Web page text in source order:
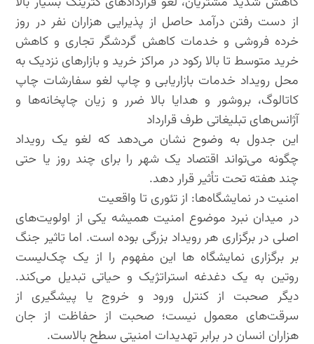
از دست رفتن درآمد حاصل از پذیرایی هزاران نفر در روز
خرده فروشی و خدمات کاهش گردشگر تجاری و کاهش
خرید متوسط تا بالا رکود در مراکز خرید و بازارهای نزدیک به
محل رویداد خدمات بازاریابی و چاپ لغو سفارشات چاپ
کاتالوگ، بروشور و هدایا بالا ضرر و زیان چاپخانه‌ها و
آژانس‌های تبلیغاتی طرف قرارداد
این جدول به وضوح نشان می‌دهد که لغو یک رویداد
چگونه می‌تواند اقتصاد یک شهر را برای چند روز یا حتی
چند هفته تحت تأثیر قرار دهد.
امنیت در نمایشگاه‌ها: از تئوری تا واقعیت
در میدان نبرد موضوع امنیت همیشه یکی از اولویت‌های
اصلی در برگزاری هر رویداد بزرگی بوده است. اما تاثیر جنگ
بر برگزاری نمایشگاه ها این مفهوم را از یک چک‌لیست
روتین به یک دغدغه استراتژیک و حیاتی تبدیل می‌کند.
دیگر صحبت از کنترل ورود و خروج یا پیشگیری از
سرقت‌های معمول نیست؛ صحبت از حفاظت از جان
هزاران انسان در برابر تهدیدات امنیتی سطح بالاست.